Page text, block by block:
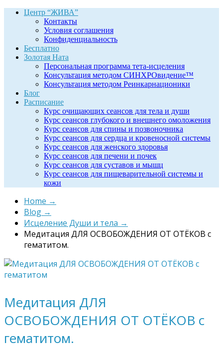
Центр “ЖИВА”
Контакты
Условия соглашения
Конфиденциальность
Бесплатно
Золотая Ната
Персональная программа тета-исцеления
Консультация методом СИНХРОвидение™
Консультация методом Реинкарнационики
Блог
Расписание
Курс очищающих сеансов для тела и души
Курс сеансов глубокого и внешнего омоложения
Курс сеансов для спины и позвоночника
Курс сеансов для сердца и кровеносной системы
Курс сеансов для женского здоровья
Курс сеансов для печени и почек
Курс сеансов для суставов и мышц
Курс сеансов для пищеварительной системы и
кожи
Home →
Blog →
Исцеление Души и тела →
Медитация ДЛЯ ОСВОБОЖДЕНИЯ ОТ ОТЁКОВ с
гематитом.
Медитация ДЛЯ
ОСВОБОЖДЕНИЯ ОТ ОТЁКОВ с
гематитом.